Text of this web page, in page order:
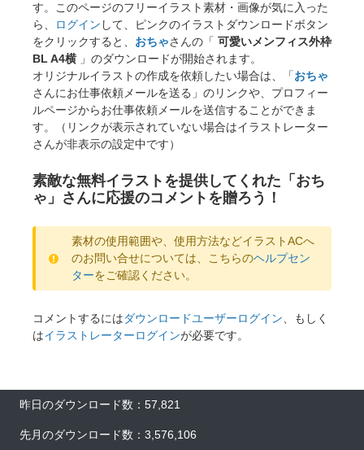
す。このページのフリーイラスト素材・画像が気に入った
ら、
ログイン して、ピンクのイラストダウンロードボタン
をクリックすると、 おちゃさんの「 可愛いメンフィス外枠
BL A4横 」のダウンロードが開始されます。
オリジナルイラストの作成を依頼したい場合は、「おちゃ
さんにお仕事依頼メールを送る」のリンクや、プロフィー
ルページからお仕事依頼メールを送信することができま
す。（リンクが表示されていない場合はイラストレーター
さんが非表示の設定中です）
素敵な無料イラストを提供してくれた「おち
ゃ」さんに応援のコメントを贈ろう！
素材の使用範囲や、使用方法などイラストACへ
のお問い合せについては、こちらのヘルプセン
ターをご確認ください。
コメントするにはダウンロードユーザーログイン、もしく
はイラストレーターログインが必要です。
昨日のダウンロード数：57,821
先月のダウンロード数：3,576,106